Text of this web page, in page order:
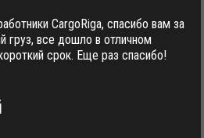
CargoRiga, спасибо вам за
груз, все дошло в отличном
срок. Еще раз спасибо!